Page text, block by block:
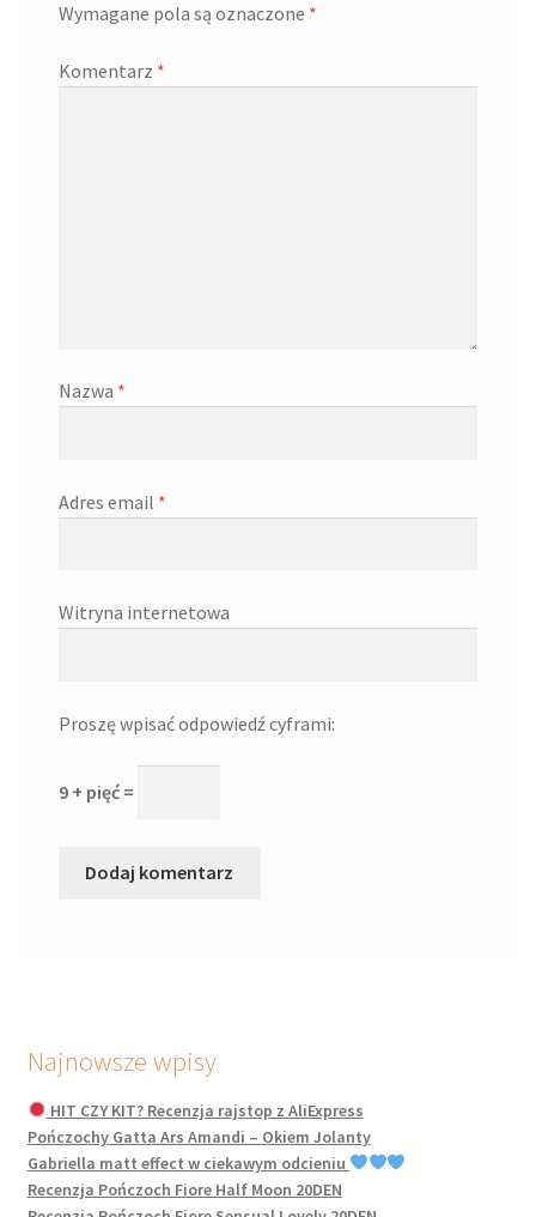
Wymagane pola są oznaczone *
Komentarz *
Nazwa *
Adres email *
Witryna internetowa
Proszę wpisać odpowiedź cyframi:
9 + pięć =
Najnowsze wpisy
HIT CZY KIT? Recenzja rajstop z AliExpress
Pończochy Gatta Ars Amandi – Okiem Jolanty
Gabriella matt effect w ciekawym odcieniu
Recenzja Pończoch Fiore Half Moon 20DEN